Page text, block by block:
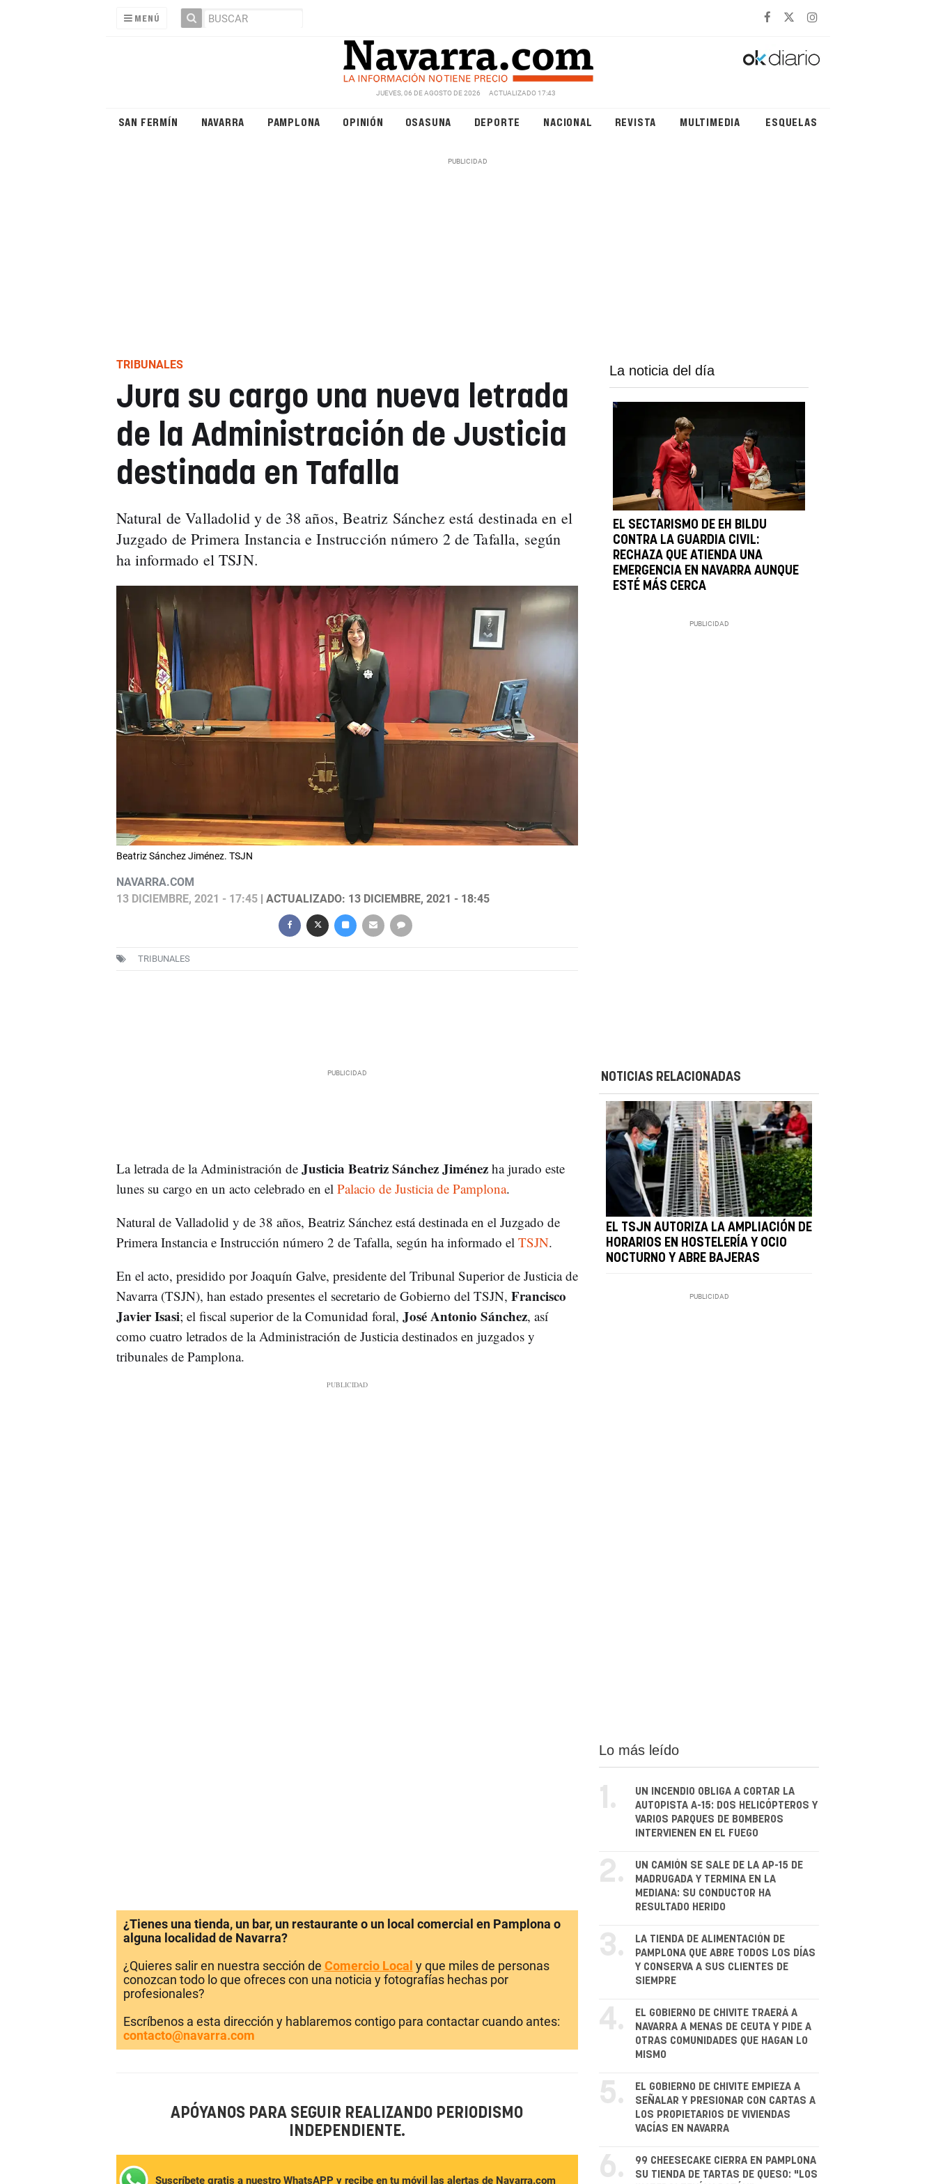
MENÚ
JUEVES, 06 DE AGOSTO DE 2026 ACTUALIZADO 17:43
SAN FERMÍN NAVARRA PAMPLONA OPINIÓN OSASUNA DEPORTE NACIONAL REVISTA MULTIMEDIA ESQUELAS
TRIBUNALES
Jura su cargo una nueva letrada
de la Administración de Justicia
destinada en Tafalla
Natural de Valladolid y de 38 años, Beatriz Sánchez está destinada en el
Juzgado de Primera Instancia e Instrucción número 2 de Tafalla, según
ha informado el TSJN.
Beatriz Sánchez Jiménez. TSJN
NAVARRA.COM
13 DICIEMBRE, 2021 - 17:45| ACTUALIZADO: 13 DICIEMBRE, 2021 - 18:45
TRIBUNALES
La noticia del día
EL SECTARISMO DE EH BILDU
CONTRA LA GUARDIA CIVIL:
RECHAZA QUE ATIENDA UNA
EMERGENCIA EN NAVARRA AUNQUE
ESTÉ MÁS CERCA
La letrada de la Administración deJusticia Beatriz Sánchez Jiménezha jurado este
lunes su cargo en un acto celebrado en el Palacio de Justicia de Pamplona.
Natural de Valladolid y de 38 años, Beatriz Sánchez está destinada en el Juzgado de
Primera Instancia e Instrucción número 2 de Tafalla, según ha informado el TSJN.
En el acto, presidido por Joaquín Galve, presidente del Tribunal Superior de Justicia de
Navarra (TSJN), han estado presentes el secretario de Gobierno del TSJN, Francisco
Javier Isasi; el fiscal superior de la Comunidad foral, José Antonio Sánchez, así
como cuatro letrados de la Administración de Justicia destinados en juzgados y
tribunales de Pamplona.
NOTICIAS RELACIONADAS
EL TSJN AUTORIZA LA AMPLIACIÓN DE
HORARIOS EN HOSTELERÍA Y OCIO
NOCTURNO Y ABRE BAJERAS
¿Tienes una tienda, un bar, un restaurante o un local comercial en Pamplona o
alguna localidad de Navarra?
¿Quieres salir en nuestra sección de Comercio Local y que miles de personas
conozcan todo lo que ofreces con una noticia y fotografías hechas por
profesionales?
Escríbenos a esta dirección y hablaremos contigo para contactar cuando antes:
contacto@navarra.com
APÓYANOS PARA SEGUIR REALIZANDO PERIODISMO
INDEPENDIENTE.
Suscríbete gratis a nuestro WhatsAPP y recibe en tu móvil las alertas de Navarra.com
Lo más leído
1.
UN INCENDIO OBLIGA A CORTAR LA
AUTOPISTA A-15: DOS HELICÓPTEROS Y
VARIOS PARQUES DE BOMBEROS
INTERVIENEN EN EL FUEGO
2.
UN CAMIÓN SE SALE DE LA AP-15 DE
MADRUGADA Y TERMINA EN LA
MEDIANA: SU CONDUCTOR HA
RESULTADO HERIDO
3.
LA TIENDA DE ALIMENTACIÓN DE
PAMPLONA QUE ABRE TODOS LOS DÍAS
Y CONSERVA A SUS CLIENTES DE
SIEMPRE
4.
EL GOBIERNO DE CHIVITE TRAERÁ A
NAVARRA A MENAS DE CEUTA Y PIDE A
OTRAS COMUNIDADES QUE HAGAN LO
MISMO
5.
EL GOBIERNO DE CHIVITE EMPIEZA A
SEÑALAR Y PRESIONAR CON CARTAS A
LOS PROPIETARIOS DE VIVIENDAS
VACÍAS EN NAVARRA
6.
99 CHEESECAKE CIERRA EN PAMPLONA
SU TIENDA DE TARTAS DE QUESO: "LOS